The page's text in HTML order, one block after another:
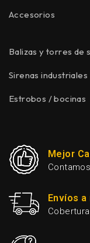
Accesorios
Balizas y torres de
Sirenas industriales
Estrobos / bocinas
Mejor
Envíos